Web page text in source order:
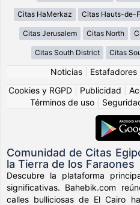
Citas HaMerkaz Citas Hauts-de-
Citas Jerusalem Citas North
Citas South District Citas
Noticias Estafadores
Cookies y RGPD
Publicidad
Términos de uso
Comunidad de Citas
la Tierra de los Faraones
Descubre la plataforma
significativas. Bahebik.com
calles bulliciosas de El Cairo